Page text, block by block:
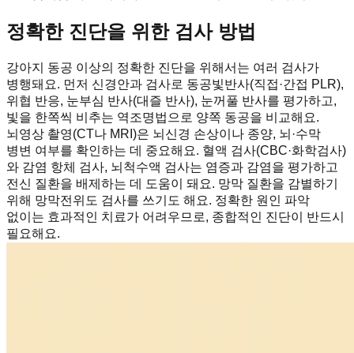
정확한 진단을 위한 검사 방법
강아지 동공 이상의 정확한 진단을 위해서는 여러 검사가
병행돼요. 먼저 신경안과 검사로 동공빛반사(직접·간접 PLR),
위협 반응, 눈부심 반사(대즐 반사), 눈꺼풀 반사를 평가하고,
빛을 한쪽씩 비추는 역조명법으로 양쪽 동공을 비교해요.
뇌영상 촬영(CT나 MRI)은 뇌신경 손상이나 종양, 뇌·수막
병변 여부를 확인하는 데 중요해요. 혈액 검사(CBC·화학검사)
와 감염 항체 검사, 뇌척수액 검사는 염증과 감염을 평가하고
전신 질환을 배제하는 데 도움이 돼요. 망막 질환을 감별하기
위해 망막전위도 검사를 쓰기도 해요. 정확한 원인 파악
없이는 효과적인 치료가 어려우므로, 종합적인 진단이 반드시
필요해요.